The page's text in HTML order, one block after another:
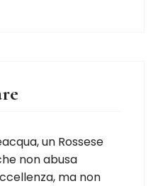
un Rossese
non abusa
ma non